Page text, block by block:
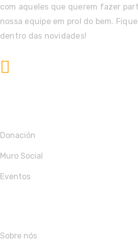
com aqueles que querem fazer
nossa equipe em prol do bem.
dentro das novidades!
Donación
Muro Social
Eventos
Sobre nós